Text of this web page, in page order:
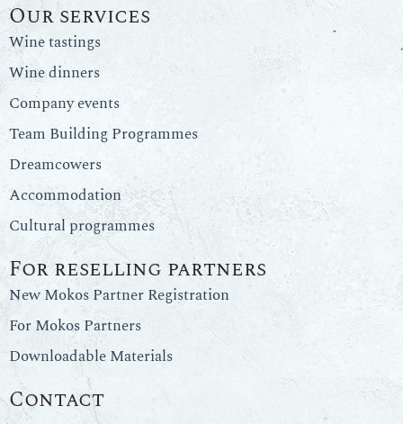
Our services
Wine tastings
Wine dinners
Company events
Team Building Programmes
Dreamcowers
Accommodation
Cultural programmes
For reselling partners
New Mokos Partner Registration
For Mokos Partners
Downloadable Materials
Contact